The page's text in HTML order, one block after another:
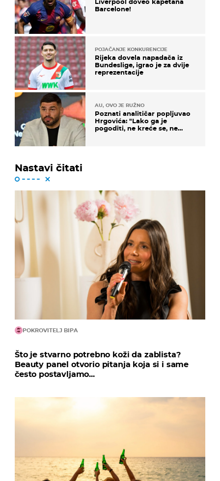
Barcelone!
POJAČANJE KONKURENCIJE
Rijeka dovela napadača iz
Bundeslige, igrao je za dvije
reprezentacije
AU, OVO JE RUŽNO
Poznati analitičar popljuvao
Hrgovića: "Lako ga je
pogoditi, ne kreće se, ne
Nastavi čitati
POKROVITELJ BIPA
Što je stvarno potrebno koži da zablista?
Beauty panel otvorio pitanja koja si i same
često postavljamo...